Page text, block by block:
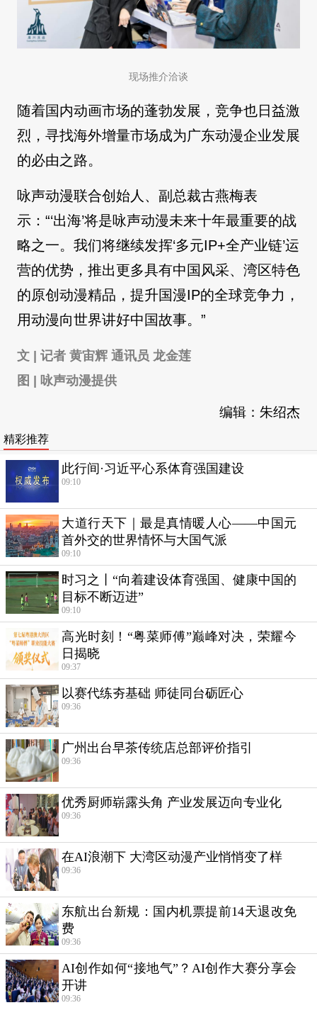
现场推介洽谈
随着国内动画市场的蓬勃发展，竞争也日益激
烈，寻找海外增量市场成为广东动漫企业发展
的必由之路。
咏声动漫联合创始人、副总裁古燕梅表
示：“‘出海’将是咏声动漫未来十年最重要的战
略之一。我们将继续发挥‘多元IP+全产业链’运
营的优势，推出更多具有中国风采、湾区特色
的原创动漫精品，提升国漫IP的全球竞争力，
用动漫向世界讲好中国故事。”
文 | 记者 黄宙辉 通讯员 龙金莲
图 | 咏声动漫提供
编辑：朱绍杰
精彩推荐